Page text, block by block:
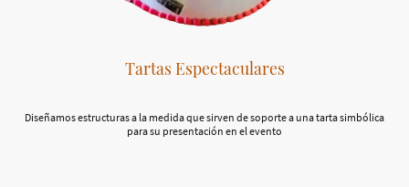
Tartas Espectaculares
Diseñamos estructuras a la medida que sirven de soporte a una tarta simbólica
para su presentación en el evento